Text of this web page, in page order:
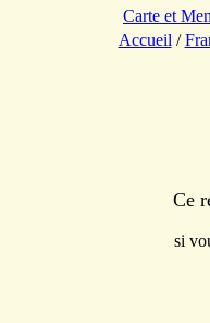
Carte et
Accueil /
Ce
si